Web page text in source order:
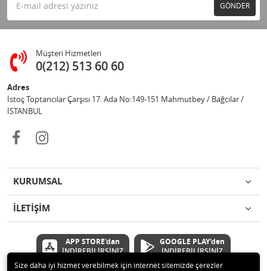
GÖNDER
Müşteri Hizmetleri
0(212) 513 60 60
Adres
İstoç Toptancılar Çarşısı 17. Ada No:149-151 Mahmutbey / Bağcılar /
İSTANBUL
KURUMSAL
İLETİŞİM
APP STORE'dan
İNDİREBİLİRSİNİZ
GOOGLE PLAY'den
İNDİREBİLİRSİNİZ
Size daha iyi hizmet verebilmek için internet sitemizde çerezler